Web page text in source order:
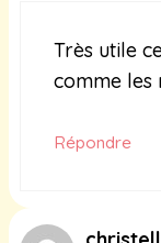
Très utile
comme les
Répondre